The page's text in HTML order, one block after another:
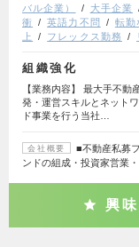
バル企業）
大手企業
衝
英語力不問 転勤
上
フレックス勤務
組織強化
【業務内容】 最大手不動
発・運営スキルとネット
ド事業を行う当社…
会社概要
■不動産私募
ンドの組成・投資家営業
興